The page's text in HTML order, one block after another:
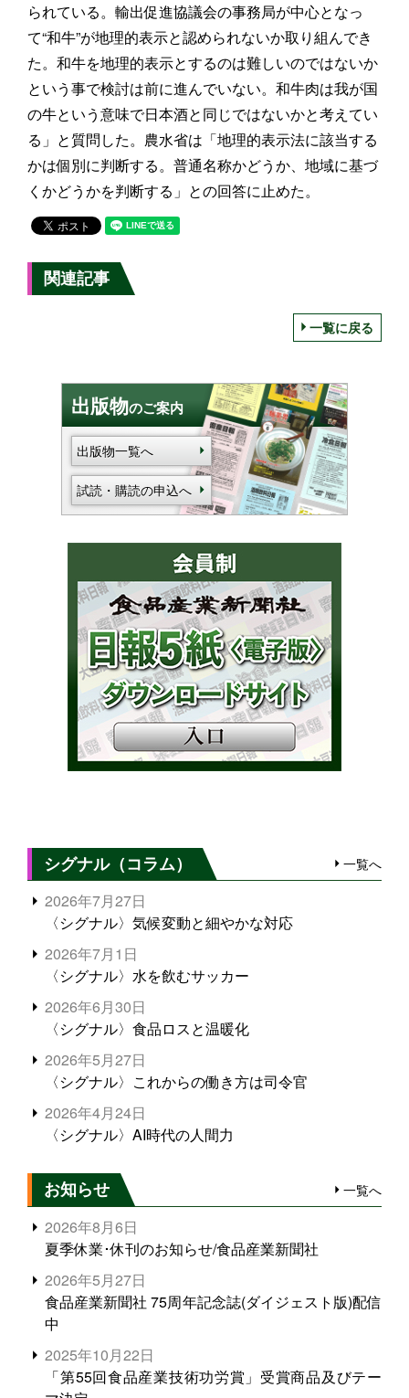
られている。輸出促進協議会の事務局が中心となっ
て“和牛”が地理的表示と認められないか取り組んでき
た。和牛を地理的表示とするのは難しいのではないか
という事で検討は前に進んでいない。和牛肉は我が国
の牛という意味で日本酒と同じではないかと考えてい
る」と質問した。農水省は「地理的表示法に該当する
かは個別に判断する。普通名称かどうか、地域に基づ
くかどうかを判断する」との回答に止めた。
関連記事
一覧に戻る
出版物のご案内
出版物一覧へ
試読・購読の申込へ
シグナル（コラム） 一覧へ
2026年7月27日
〈シグナル〉気候変動と細やかな対応
2026年7月1日
〈シグナル〉水を飲むサッカー
2026年6月30日
〈シグナル〉食品ロスと温暖化
2026年5月27日
〈シグナル〉これからの働き方は司令官
2026年4月24日
〈シグナル〉AI時代の人間力
お知らせ 一覧へ
2026年8月6日
夏季休業･休刊のお知らせ/食品産業新聞社
2026年5月27日
食品産業新聞社 75周年記念誌(ダイジェスト版)配信
中
2025年10月22日
「第55回食品産業技術功労賞」受賞商品及びテー